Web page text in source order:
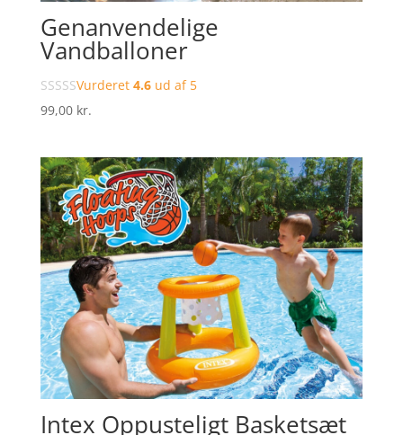
Genanvendelige
Vandballoner
Vurderet 4.6ud af 5
99,00 kr.
Intex Oppusteligt Basketsæt